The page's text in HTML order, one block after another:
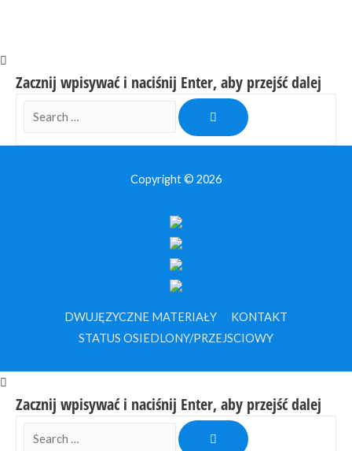
Zacznij wpisywać i naciśnij Enter, aby przejść dalej
Copyright © 2026
DWUJĘZYCZNE MATERIAŁY
KONTAKT
STATUS OSIEDLONY/PRZEJSCIOWY
Zacznij wpisywać i naciśnij Enter, aby przejść dalej
Napisz do nas na czacie